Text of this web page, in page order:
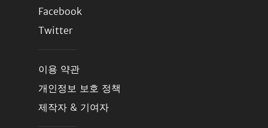
Facebook
Twitter
이용 약관
개인정보 보호 정책
제작자 & 기여자